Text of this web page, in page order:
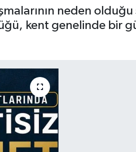
neden olduğu
kent genelinde bir